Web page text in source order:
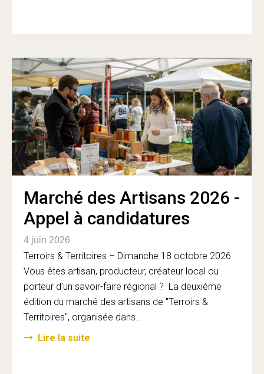
Marché des Artisans 2026 -
Appel à candidatures
4 juin 2026
Terroirs & Territoires – Dimanche 18 octobre 2026
Vous êtes artisan, producteur, créateur local ou
porteur d’un savoir-faire régional ? La deuxième
édition du marché des artisans de "Terroirs &
Territoires", organisée dans...
Lire la suite